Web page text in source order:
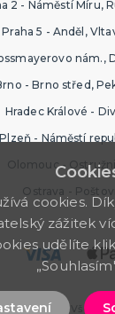
2 - Náměstí Míru,
Praha 5 - Anděl,
nám.,
- Brno střed,
Hradec Králové -
Plzeň - Náměstí
Olomouc -
Ostrava -
Všechna
cookies.
zážitek
udělíte